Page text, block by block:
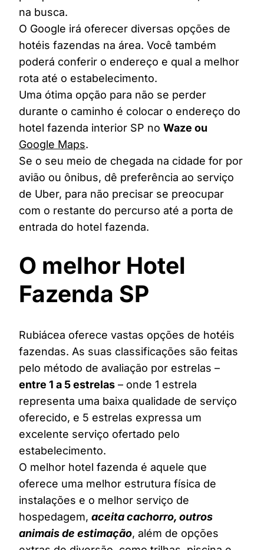
na busca.
O Google irá oferecer diversas opções de
hotéis fazendas na área. Você também
poderá conferir o endereço e qual a melhor
rota até o estabelecimento.
Uma ótima opção para não se perder
durante o caminho é colocar o endereço do
hotel fazenda interior SP no Waze ou
Google Maps.
Se o seu meio de chegada na cidade for por
avião ou ônibus, dê preferência ao serviço
de Uber, para não precisar se preocupar
com o restante do percurso até a porta de
entrada do hotel fazenda.
O melhor Hotel
Fazenda SP
Rubiácea oferece vastas opções de hotéis
fazendas. As suas classificações são feitas
pelo método de avaliação por estrelas –
entre 1 a 5 estrelas – onde 1 estrela
representa uma baixa qualidade de serviço
oferecido, e 5 estrelas expressa um
excelente serviço ofertado pelo
estabelecimento.
O melhor hotel fazenda é aquele que
oferece uma melhor estrutura física de
instalações e o melhor serviço de
hospedagem, aceita cachorro, outros
animais de estimação, além de opções